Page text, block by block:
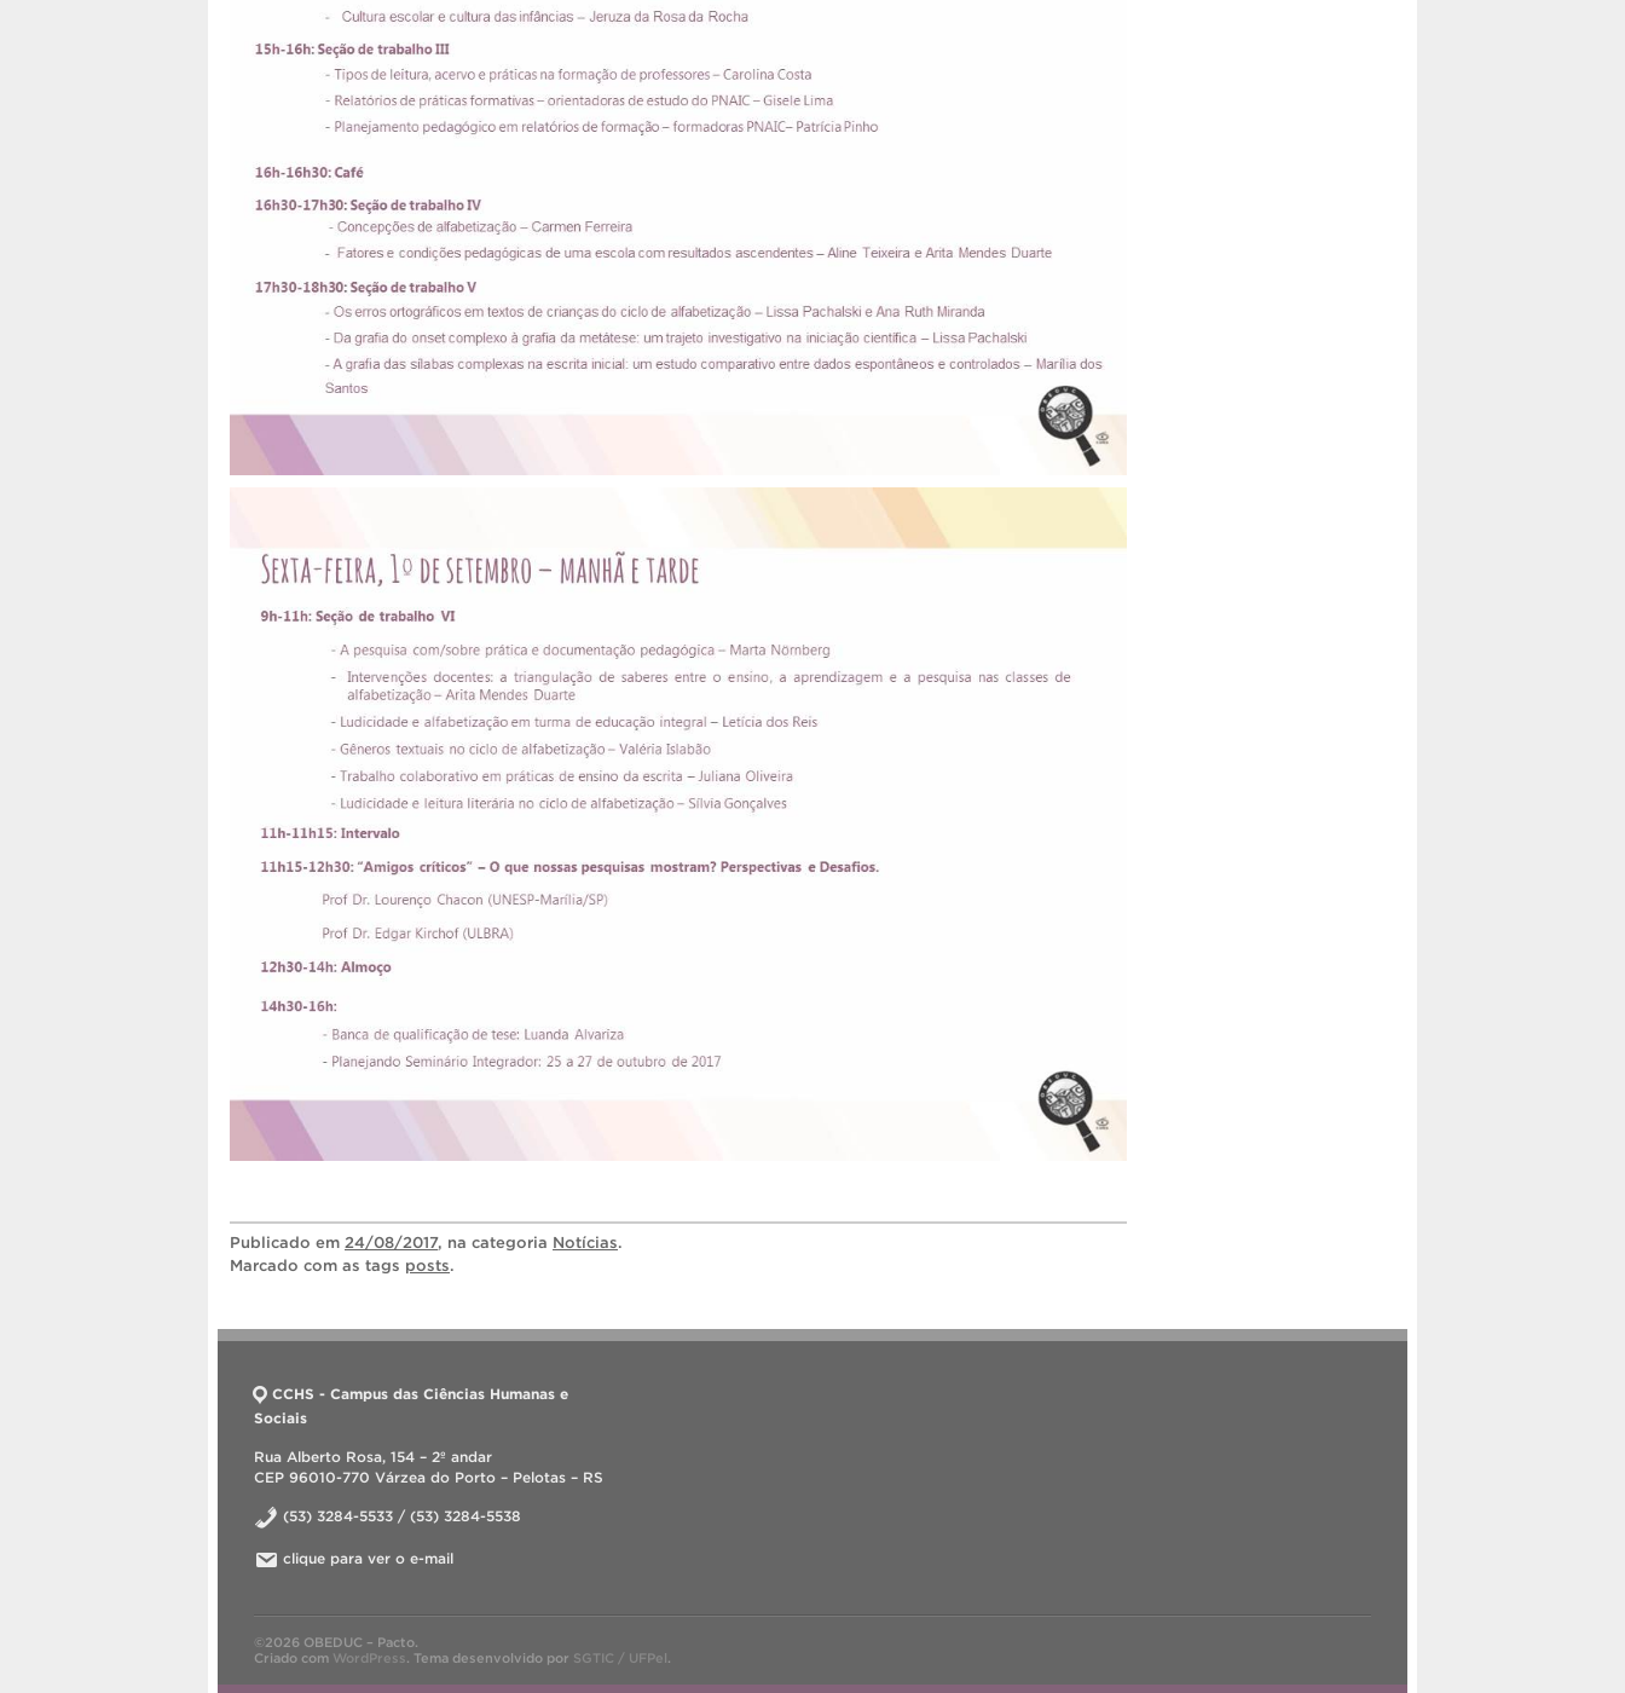
Publicado em 24/08/2017, na categoria Notícias.
Marcado com as tags posts.
CCHS - Campus das Ciências Humanas e
Sociais
Rua Alberto Rosa, 154 – 2º andar
CEP 96010-770 Várzea do Porto – Pelotas – RS
(53) 3284-5533 / (53) 3284-5538
clique para ver o e-mail
©2026 OBEDUC – Pacto.
Criado com WordPress. Tema desenvolvido por SGTIC / UFPel.